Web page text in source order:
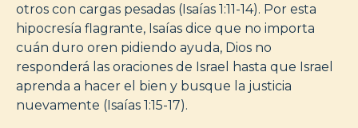
otros con cargas pesadas (Isaías 1:11-14). Por esta
hipocresía flagrante, Isaías dice que no importa
cuán duro oren pidiendo ayuda, Dios no
responderá las oraciones de Israel hasta que Israel
aprenda a hacer el bien y busque la justicia
nuevamente (Isaías 1:15-17).